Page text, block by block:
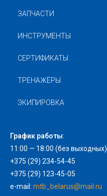
ЗАПЧАСТИ
ИНСТРУМЕНТЫ
СЕРТИФИКАТЫ
ТРЕНАЖЁРЫ
ЭКИПИРОВКА
График работы:
11:00 — 18:00 (без выходных)
+375 (29) 234-54-45
+375 (29) 123-45-05
e-mail: mtb_belarus@mail.ru